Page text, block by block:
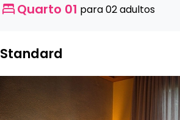
Quarto 01 para 02 adultos
Standard